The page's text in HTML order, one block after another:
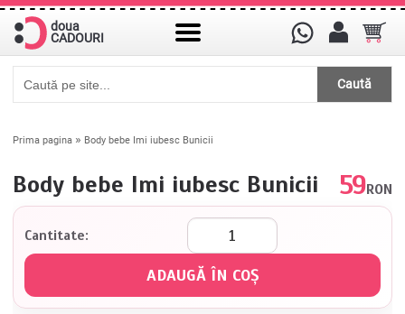
doua
CADOURI
Caută
Prima pagina » Body bebe Imi iubesc Bunicii
Body bebe Imi iubesc Bunicii 59RON
Cantitate: